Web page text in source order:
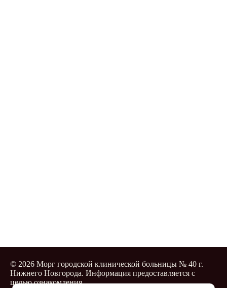
© 2026 Морг городской клинической больницы № 40 г.
Нижнего Новгорода. Информация предоставляется с
целью ознакомления.